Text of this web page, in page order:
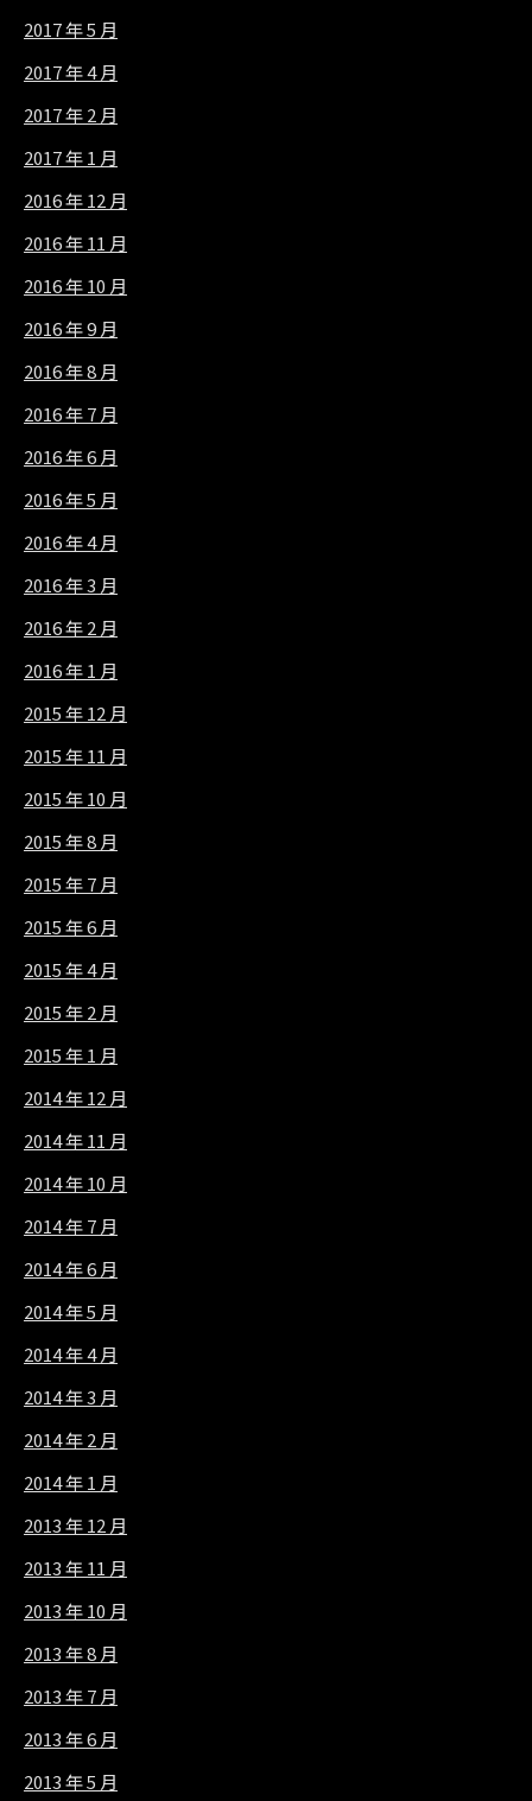
2017 年 5 月
2017 年 4 月
2017 年 2 月
2017 年 1 月
2016 年 12 月
2016 年 11 月
2016 年 10 月
2016 年 9 月
2016 年 8 月
2016 年 7 月
2016 年 6 月
2016 年 5 月
2016 年 4 月
2016 年 3 月
2016 年 2 月
2016 年 1 月
2015 年 12 月
2015 年 11 月
2015 年 10 月
2015 年 8 月
2015 年 7 月
2015 年 6 月
2015 年 4 月
2015 年 2 月
2015 年 1 月
2014 年 12 月
2014 年 11 月
2014 年 10 月
2014 年 7 月
2014 年 6 月
2014 年 5 月
2014 年 4 月
2014 年 3 月
2014 年 2 月
2014 年 1 月
2013 年 12 月
2013 年 11 月
2013 年 10 月
2013 年 8 月
2013 年 7 月
2013 年 6 月
2013 年 5 月